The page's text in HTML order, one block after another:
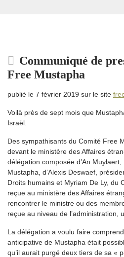
Communiqué de
Free Mustapha
publié le 7 février 2019 sur le site
Voilà près de sept mois que
Israël.
Des sympathisants du Comité Free
devant le ministère des Affaires
délégation composée d’An
Mustapha, d’Alexis Deswaef,
Droits humains et Myriam De Ly, du
reçue au ministère des Affaires
rencontrer le ministre ou des
reçue au niveau de l’administration,
La délégation a voulu faire
anticipative de Mustapha était
qu’il aurait purgé deux tiers de sa «